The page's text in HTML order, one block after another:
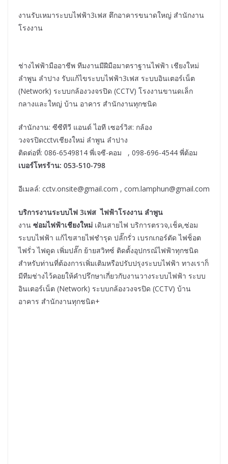
งานรับเหมาระบบไฟฟ้า3เฟส ตึกอาคารขนาดใหญ่ สำนักงาน
โรงงาน
ช่างไฟฟ้ามืออาชีพ ทีมงานมีฝีมือมาตราฐานไฟฟ้า เชียงใหม่
ลำพูน ลำปาง รับแก้ไขระบบไฟฟ้า3เฟส ระบบอินเตอร์เน็ต
(Network) ระบบกล้องวงจรปิด (CCTV) โรงงานขานดเล็ก
กลางและใหญ่ บ้าน อาคาร สำนักงานทุกชนิด
สำนักงาน: ซีซีทีวี แอนด์ ไอที เซอร์วิส: กล้อง
วงจรปิดcctvเชียงใหม่ ลำพูน ลำปาง
ติดต่อที่: 086-6549814 พี่เจซี-คอม , 098-696-4544 พี่ต้อม
เบอร์โทรร้าน: 053-510-798
อีเมลล์: cctv.onsite@gmail.com , com.lamphun@gmail.com
บริการงานระบบไฟ 3เฟส ไฟฟ้าโรงงาน ลำพูน
งาน ซ่อมไฟฟ้าเชียงใหม่ เดินสายไฟ บริการตรวจ,เช็ค,ซ่อม
ระบบไฟฟ้า แก้ไขสายไฟชำรุด ปลั๊กรั่ว เบรกเกอร์ตัด ไฟช็อต
ไฟรั่ว ไฟดูด เพิ่มปลั๊ก ย้ายสวิทซ์ ติดตั้งอุปกรณ์ไฟฟ้าทุกชนิด
สำหรับท่านที่ต้องการเพิ่มเติมหรือปรับปรุงระบบไฟฟ้า ทางเราก็
มีทีมช่างไว้คอยให้คำปรึกษาเกี่ยวกับงานวางระบบไฟฟ้า ระบบ
อินเตอร์เน็ต (Network) ระบบกล้องวงจรปิด (CCTV) บ้าน
อาคาร สำนักงานทุกชนิด+